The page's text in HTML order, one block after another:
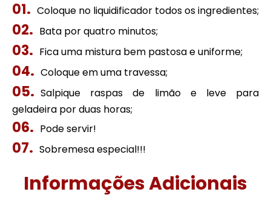
Coloque no liquidificador todos os ingredientes;
Bata por quatro minutos;
Fica uma mistura bem pastosa e uniforme;
Coloque em uma travessa;
Salpique raspas de limão e leve para
geladeira por duas horas;
Pode servir!
Sobremesa especial!!!
Informações Adicionais